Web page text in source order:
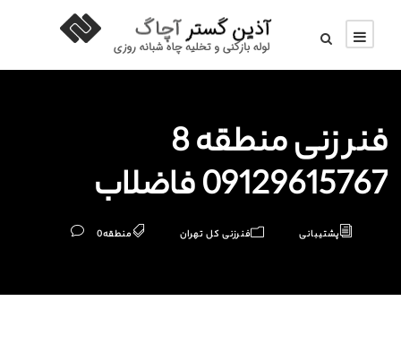
فنر زنی منطقه 8
09129615767 فاضلاب
پشتیبانی فنرزنی کل تهران منطقه0